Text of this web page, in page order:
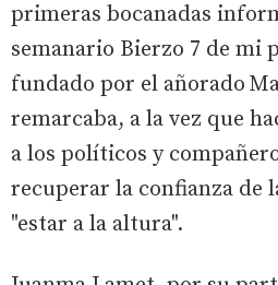
primeras bocanadas
semanario Bierzo 7 de mi
fundado por el añorado
remarcaba, a la vez que
a los políticos y
recuperar la confianza de
"estar a la altura".